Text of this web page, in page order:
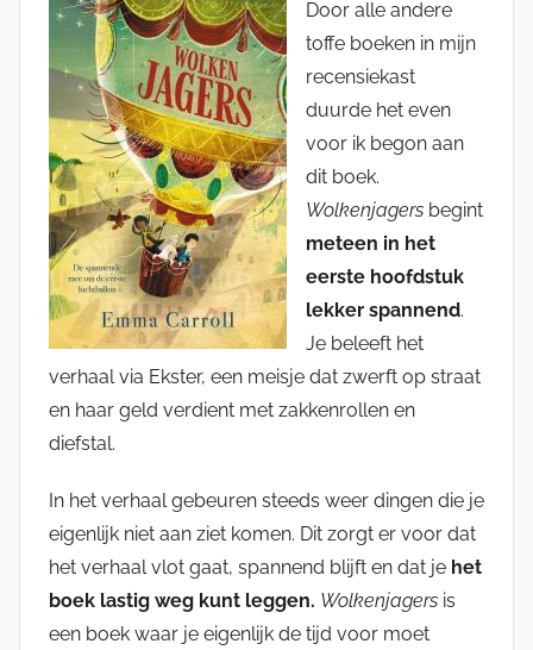
Door alle andere
toffe boeken in mijn
recensiekast
duurde het even
voor ik begon aan
dit boek.
Wolkenjagers begint
meteen in het
eerste hoofdstuk
lekker spannend.
Je beleeft het
verhaal via Ekster, een meisje dat zwerft op straat
en haar geld verdient met zakkenrollen en
diefstal.
In het verhaal gebeuren steeds weer dingen die je
eigenlijk niet aan ziet komen. Dit zorgt er voor dat
het verhaal vlot gaat, spannend blijft en dat je het
boek lastig weg kunt leggen. Wolkenjagers is
een boek waar je eigenlijk de tijd voor moet